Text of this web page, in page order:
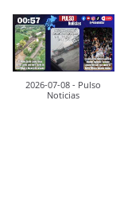
2026-07-08 - Pulso
Noticias